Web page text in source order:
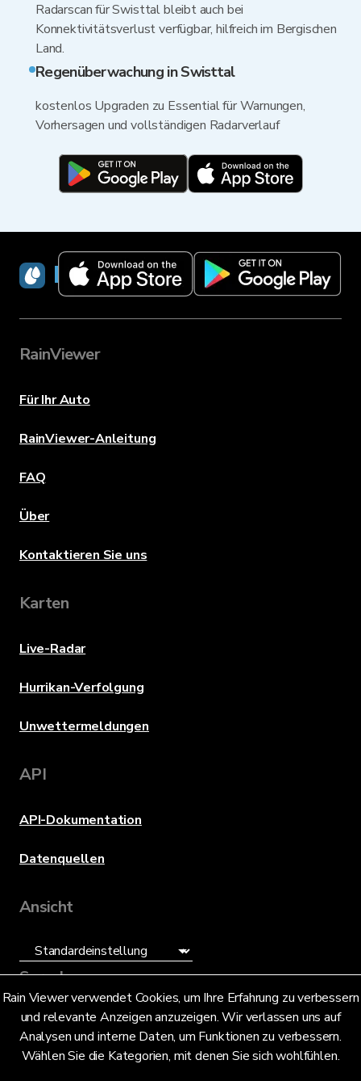
Radarscan für Swisttal bleibt auch bei
Konnektivitätsverlust verfügbar, hilfreich im Bergischen
Land.
Regenüberwachung in Swisttal
kostenlos Upgraden zu Essential für Warnungen,
Vorhersagen und vollständigen Radarverlauf
Rain Viewer verwendet Cookies, um Ihre Erfahrung zu verbessern
und relevante Anzeigen anzuzeigen. Wir verlassen uns auf
Analysen und interne Daten, um Funktionen zu verbessern.
Wählen Sie die Kategorien, mit denen Sie sich wohlfühlen.
RainViewer
RainViewer
Für Ihr Auto
RainViewer-Anleitung
FAQ
Über
Kontaktieren Sie uns
Karten
Live-Radar
Hurrikan-Verfolgung
Unwettermeldungen
API
API-Dokumentation
Datenquellen
Ansicht
Sprache
Deutsch (DE)